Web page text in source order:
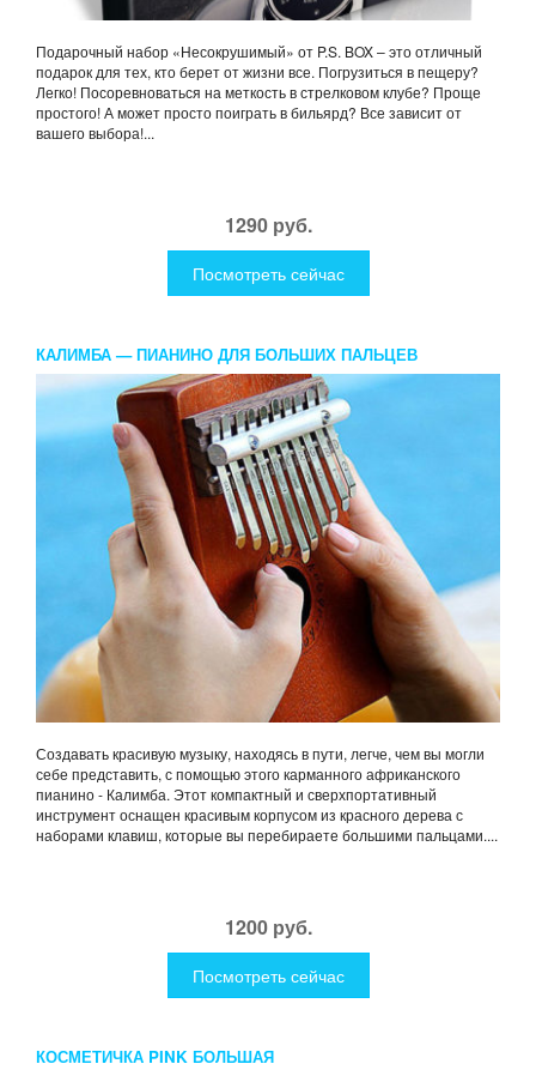
Подарочный набор «Несокрушимый» от P.S. BOX – это отличный
подарок для тех, кто берет от жизни все. Погрузиться в пещеру?
Легко! Посоревноваться на меткость в стрелковом клубе? Проще
простого! А может просто поиграть в бильярд? Все зависит от
вашего выбора!...
1290 руб.
Посмотреть сейчас
КАЛИМБА — ПИАНИНО ДЛЯ БОЛЬШИХ ПАЛЬЦЕВ
Создавать красивую музыку, находясь в пути, легче, чем вы могли
себе представить, с помощью этого карманного африканского
пианино - Калимба. Этот компактный и сверхпортативный
инструмент оснащен красивым корпусом из красного дерева с
наборами клавиш, которые вы перебираете большими пальцами....
1200 руб.
Посмотреть сейчас
КОСМЕТИЧКА PINK БОЛЬШАЯ